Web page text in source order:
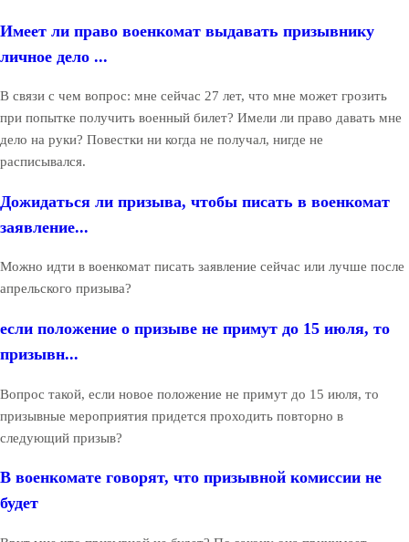
Имеет ли право военкомат выдавать призывнику
личное дело ...
В связи с чем вопрос: мне сейчас 27 лет, что мне может грозить
при попытке получить военный билет? Имели ли право давать мне
дело на руки? Повестки ни когда не получал, нигде не
расписывался.
Дожидаться ли призыва, чтобы писать в военкомат
заявление...
Можно идти в военкомат писать заявление сейчас или лучше после
апрельского призыва?
если положение о призыве не примут до 15 июля, то
призывн...
Вопрос такой, если новое положение не примут до 15 июля, то
призывные мероприятия придется проходить повторно в
следующий призыв?
В военкомате говорят, что призывной комиссии не
будет